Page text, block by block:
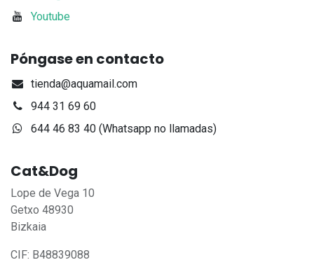
Youtube
Póngase en contacto
tienda@aquamail.com
944 31 69 60
644 46 83 40 (Whatsapp no llamadas)
Cat&Dog
Lope de Vega 10
Getxo 48930
Bizkaia
CIF: B48839088